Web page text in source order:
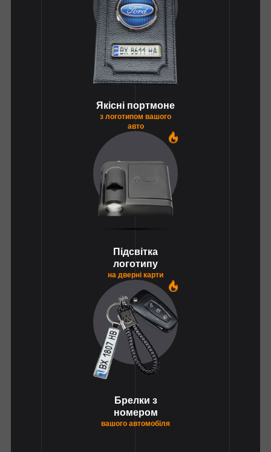
Якісні портмоне
з логотипом вашого
авто
Підсвітка
логотипу
на дверні карти
Брелки з
номером
вашого автомобіля